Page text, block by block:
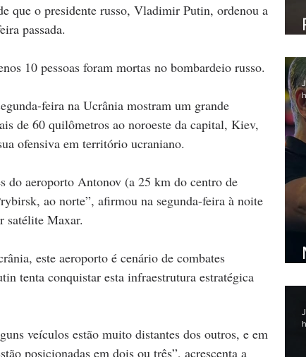
que o presidente russo, Vladimir Putin, ordenou a
passada.
10 pessoas foram mortas no bombardeio russo.
feira na Ucrânia mostram um grande
de 60 quilômetros ao noroeste da capital, Kiev,
ofensiva em território ucraniano.
do aeroporto Antonov (a 25 km do centro de
ao norte”, afirmou na segunda-feira à noite
satélite Maxar.
este aeroporto é cenário de combates
tenta conquistar esta infraestrutura estratégica
veículos estão muito distantes dos outros, e em
posicionadas em dois ou três”, acrescenta a